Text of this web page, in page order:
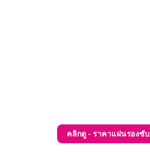
คลิกดู - ราคาแผ่นรองซับ